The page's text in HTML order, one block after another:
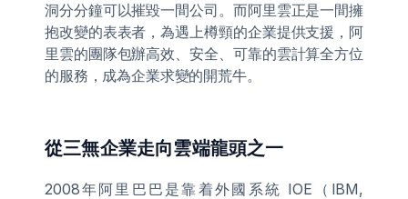
洞分分鐘可以摧毀一間公司。而阿里雲正是一間擁
抱改變的表表者，為遇上樽頸的企業提供支援，阿
里雲的團隊包辦高效、安全、可靠的雲計算全方位
的服務，成為企業求變的開荒牛。
從三無企業走向雲端龍頭之一
2008年阿里巴巴是靠着外國系統 IOE（IBM,